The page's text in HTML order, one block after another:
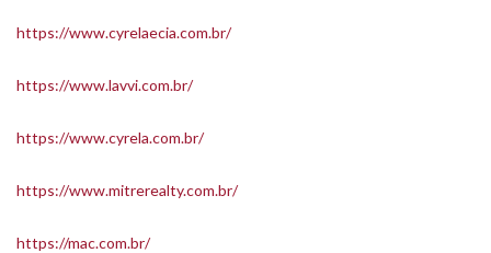
https://www.cyrelaecia.com.br/
https://www.lavvi.com.br/
https://www.cyrela.com.br/
https://www.mitrerealty.com.br/
https://mac.com.br/